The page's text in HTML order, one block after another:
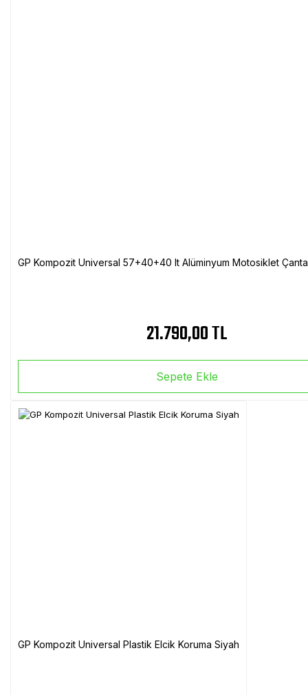
GP Kompozit Universal 57+40+40 lt Alüminyum Motosiklet
21.790,00 TL
Sepete Ekle
GP Kompozit Universal Plastik Elcik Koruma Siyah